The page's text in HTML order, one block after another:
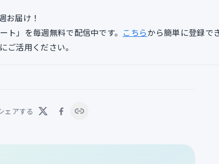
お届け！
」を毎週無料で配信中です。 こちらから簡単に登録で
ご活用ください。
ェアする